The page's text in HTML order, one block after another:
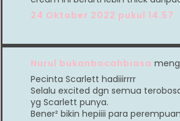
24 Oktober 2022 pukul 14.57
Nurul bukanbocahbiasa
Pecinta Scarlett hadiiirrrr
Selalu excited dgn semua
yg Scarlett punya.
Bener² bikin hepiiii para